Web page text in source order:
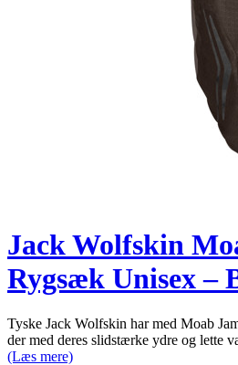
Jack Wolfskin
Rygsæk Unisex –
Tyske Jack Wolfskin har med Moab
der med deres slidstærke ydre og lette
(Læs mere)